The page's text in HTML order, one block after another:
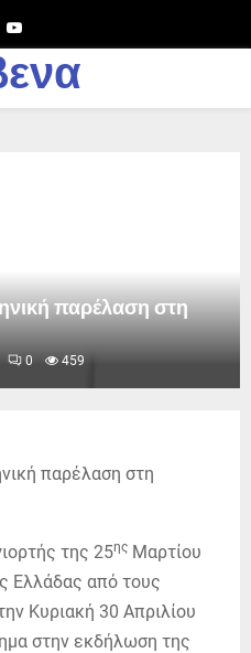
Youtube
παρέλαση στη
0 459
της 25ης Μαρτίου
Ελλάδας από τους
Κυριακή 30 Απριλίου
στην εκδήλωση της